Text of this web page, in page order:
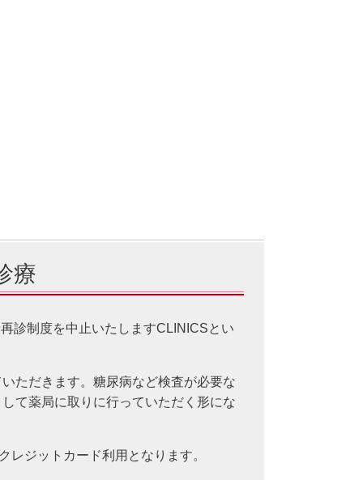
療
診制度を中止いたしますCLINICSとい
ただきます。糖尿病など検査が必要な
て薬局に取りに行っていただく形にな
レジットカード利用となります。